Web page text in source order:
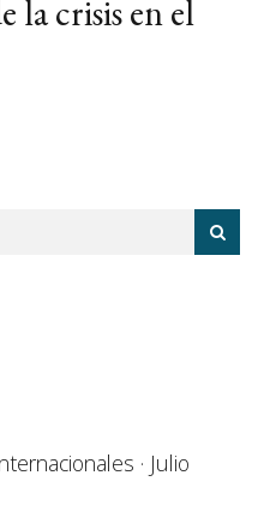
la crisis en el
· Julio